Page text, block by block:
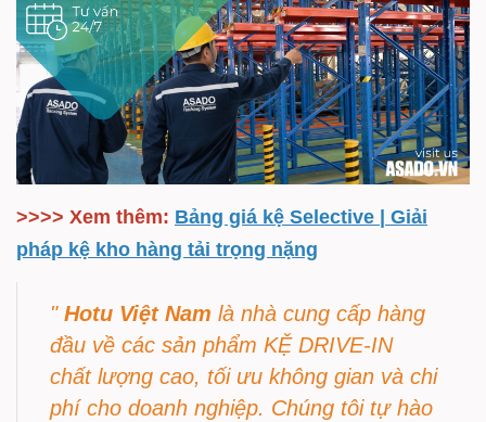
>>>> Xem thêm: Bảng giá kệ Selective | Giải
pháp kệ kho hàng tải trọng nặng
" Hotu Việt Nam là nhà cung cấp hàng
đầu về các sản phẩm KỆ DRIVE-IN
chất lượng cao, tối ưu không gian và chi
phí cho doanh nghiệp. Chúng tôi tự hào